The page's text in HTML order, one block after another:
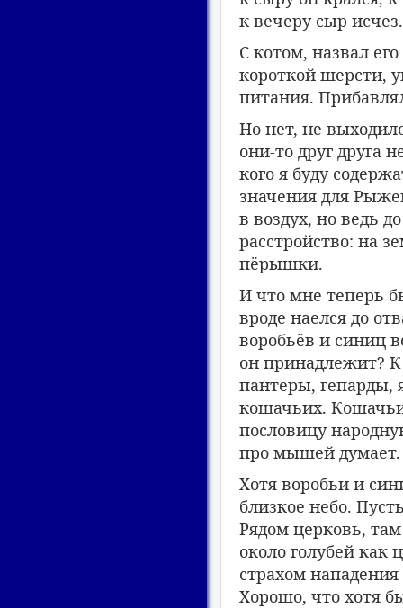
к вечеру сыр
С котом, назвал
короткой шерсти,
питания.
Но нет, не
они-то друг друга
кого я буду
значения для
в воздух, но ведь
расстройство: на
пёрышки.
И что мне теперь
вроде наелся до
воробьёв и синиц
он принадлежит?
пантеры, гепарды,
кошачьих.
пословицу
про мышей
Хотя воробьи и
близкое небо.
Рядом церковь,
около голубей как
страхом
Хорошо, что хотя